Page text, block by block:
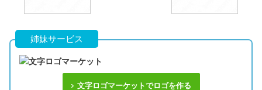
姉妹サービス
文字ロゴマーケットでロゴを作る